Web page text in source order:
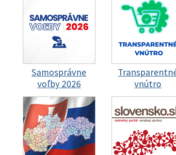
Samosprávne
voľby 2026
vnútro